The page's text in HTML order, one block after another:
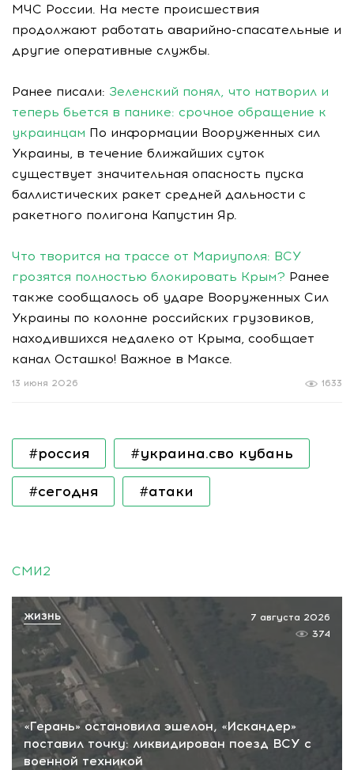
МЧС России. На месте происшествия
продолжают работать аварийно-спасательные и
другие оперативные службы.
Ранее писали: Зеленский понял, что натворил и
теперь бьется в панике: срочное обращение к
украинцам По информации Вооруженных сил
Украины, в течение ближайших суток
существует значительная опасность пуска
баллистических ракет средней дальности с
ракетного полигона Капустин Яр.
Что творится на трассе от Мариуполя: ВСУ
грозятся полностью блокировать Крым? Ранее
также сообщалось об ударе Вооруженных Сил
Украины по колонне российских грузовиков,
находившихся недалеко от Крыма, сообщает
канал Осташко! Важное в Максе.
1633
13 июня 2026
#россия #украина.сво кубань
#сегодня #атаки
СМИ2
«Герань» остановила эшелон, «Искандер»
поставил точку: ликвидирован поезд ВСУ с
военной техникой
7 августа 2026
374
ЖИЗНЬ